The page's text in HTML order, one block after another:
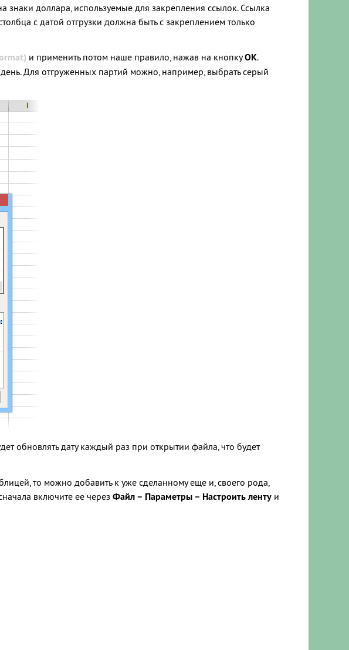
знаки доллара, используемые для закрепления ссылок. Ссылка
с датой отгрузки должна быть с закреплением только
и применить потом наше правило, нажав на кнопкуОК.
Для отгруженных партий можно, например, выбрать серый
обновлять дату каждый раз при открытии файла, что будет
то можно добавить к уже сделанному еще и, своего рода,
включите ее через Файл – Параметры – Настроить лентуи